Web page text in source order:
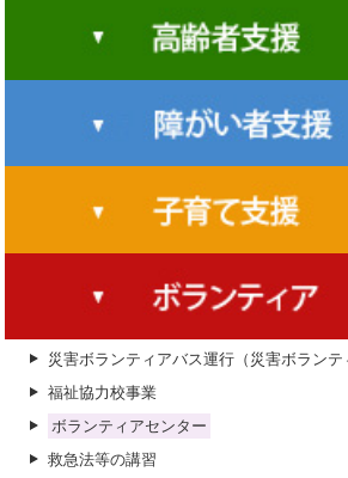
地域福祉活動計画
地域福祉座談会
天水福祉まつり
ふれあいネットワーク（校区社協）
生活支援体制整備事業（生活支援コーディ
ふれ愛一本松交流館ふれあい活動（高齢者
業）
たまなつながるプロジェクト
玉名市包括支援センター
たまな生活サポートセンター
認知症サポーター養成講座
キャラバン・メイト連絡会
認知症介護者のつどい
小学校教室サロン
ふれあい援助サービス
ホームヘルパー（障害福祉サービス）
親子育ちの応援学級
利用者支援事業
子育て支援センターたまっ子らんど
たまなファミリー・サポート・センター
子どもデイサービス
親子育ちの応援学級
災害ボランティアバス運行（災害ボランテ
福祉協力校事業
ボランティアセンター
救急法等の講習